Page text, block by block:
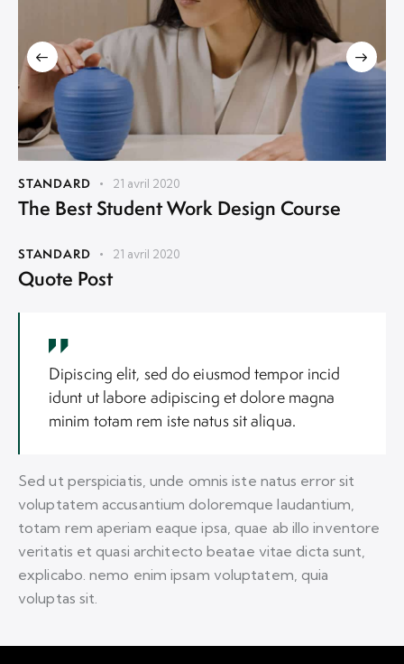
STANDARD 21 avril 2020
The Best Student Work Design Course
STANDARD 21 avril 2020
Quote Post
Dipiscing elit, sed do eiusmod tempor incid
idunt ut labore adipiscing et dolore magna
minim totam rem iste natus sit aliqua.
Sed ut perspiciatis, unde omnis iste natus error sit
voluptatem accusantium doloremque laudantium,
totam rem aperiam eaque ipsa, quae ab illo inventore
veritatis et quasi architecto beatae vitae dicta sunt,
explicabo. nemo enim ipsam voluptatem, quia
voluptas sit.